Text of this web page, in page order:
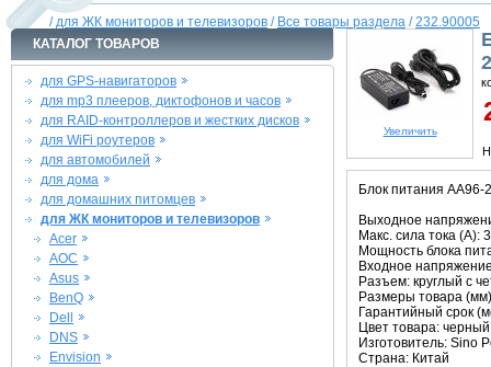
/для ЖК мониторов и телевизоров / Все товары раздела /232.90005
КАТАЛОГ ТОВАРОВ
для GPS-навигаторов
для mp3 плееров, диктофонов и часов
для RAID-контроллеров и жестких дисков
для WiFi роутеров
для автомобилей
для дома
для домашних питомцев
для ЖК мониторов и телевизоров
Acer
AOC
Asus
BenQ
Dell
DNS
Envision
Увеличить
Блок питания
Выходное
Макс. сила тока (A): 3
Мощность блока
Входное
Разъем: круглый с
Размеры товара
Гарантийный срок
Цвет товара: черный
Изготовитель: Sino
Страна: Китай